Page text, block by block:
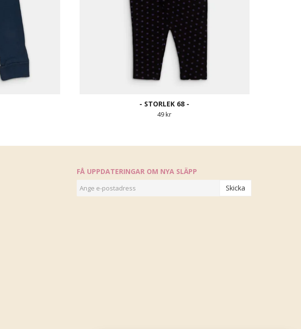
- STORLEK 68 -
49 kr
FÅ UPPDATERINGAR OM NYA SLÄPP
Skicka